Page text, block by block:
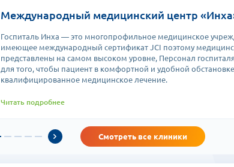
Международный медицинский центр
Госпиталь Инха — это многопрофильное медицинское
имеющее международный сертификат JCI поэтому
представлены на самом высоком уровне, Персонал
для того, чтобы пациент в комфортной и удобной
квалифицированное медицинское лечение.
Читать подробнее
Смотреть все клиники